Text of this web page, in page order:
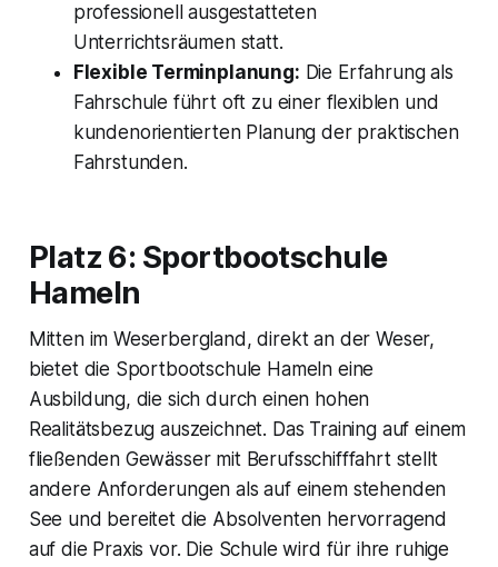
professionell ausgestatteten
Unterrichtsräumen statt.
Flexible Terminplanung: Die Erfahrung als
Fahrschule führt oft zu einer flexiblen und
kundenorientierten Planung der praktischen
Fahrstunden.
Platz 6: Sportbootschule
Hameln
Mitten im Weserbergland, direkt an der Weser,
bietet die Sportbootschule Hameln eine
Ausbildung, die sich durch einen hohen
Realitätsbezug auszeichnet. Das Training auf einem
fließenden Gewässer mit Berufsschifffahrt stellt
andere Anforderungen als auf einem stehenden
See und bereitet die Absolventen hervorragend
auf die Praxis vor. Die Schule wird für ihre ruhige